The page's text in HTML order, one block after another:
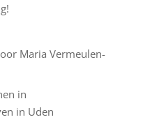
Maria Vermeulen-
in
in Uden